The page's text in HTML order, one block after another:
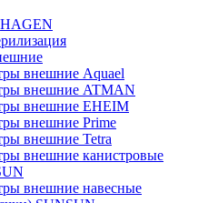
HAGEN
внешние Aquael
внешние ATMAN
внешние EHEIM
внешние Prime
внешние Tetra
внешние канистровые
внешние навесные